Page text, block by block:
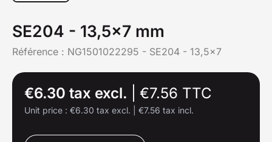
SE204 - 13,5x7 mm
Référence : NG1501022295 - SE204 - 13,5x7
€6.30 tax excl. €7.56 TTC
Unit price : €6.30 tax excl. €7.56 tax incl.